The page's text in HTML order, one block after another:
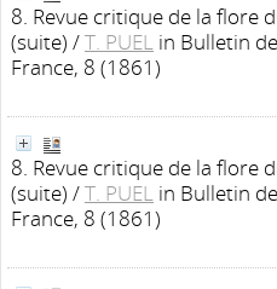
8. Revue critique de la flore
(suite) /T. PUEL in Bulletin
France, 8 (1861)
8. Revue critique de la flore
(suite) /T. PUEL in Bulletin
France, 8 (1861)